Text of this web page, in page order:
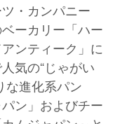
・カンパニー
ーカリー「ハー
ンティーク」に
気の“じゃがい
な進化系パン
パン」およびチー